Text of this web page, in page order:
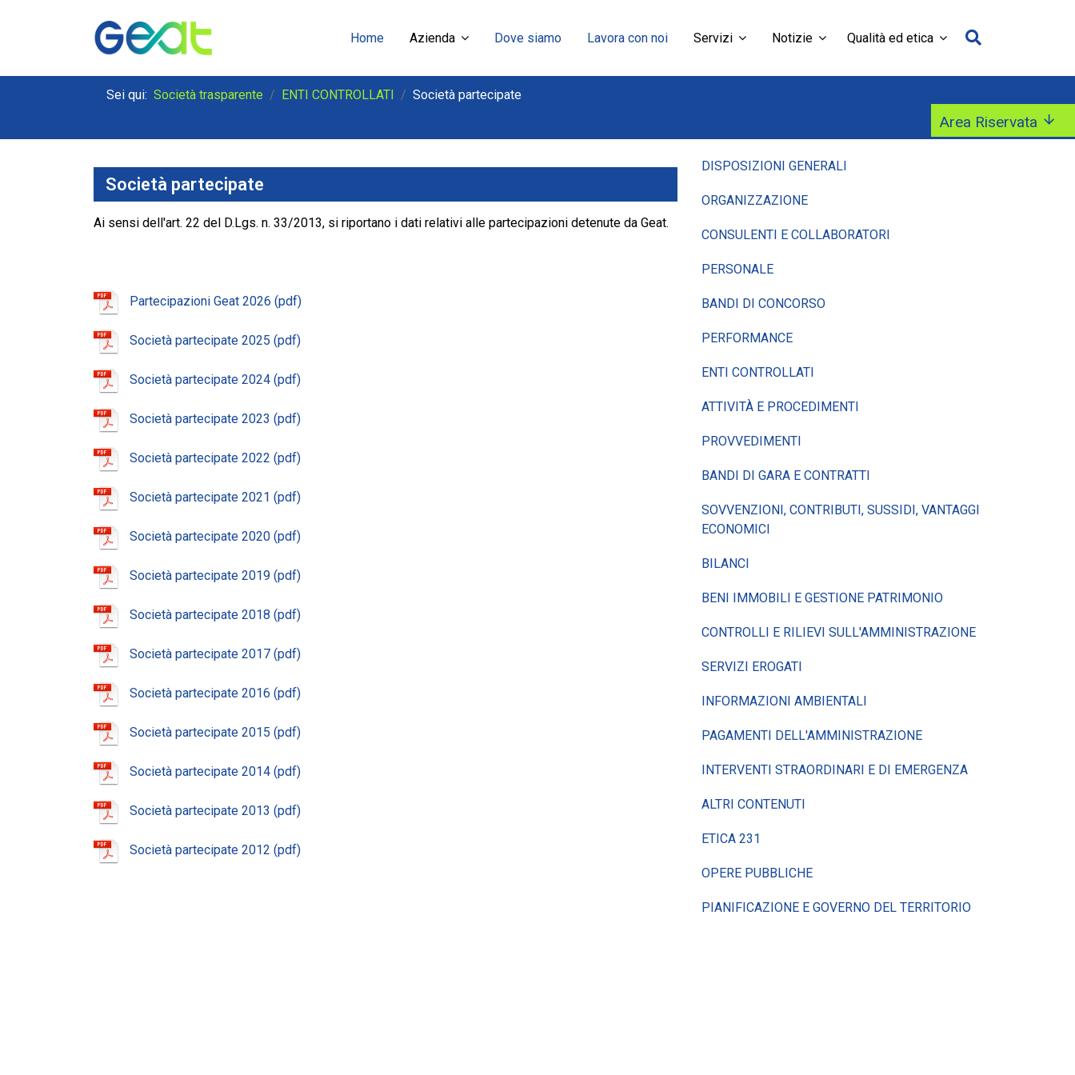
Home Azienda Dove siamo Lavora con noi Servizi Notizie Qualità ed etica
Sei qui: Società trasparente ENTI CONTROLLATI Società partecipate
Società partecipate
Ai sensi dell'art. 22 del D.Lgs. n. 33/2013, si riportano i dati relativi alle partecipazioni detenute da Geat.
Partecipazioni Geat 2026
Società partecipate 2025
Società partecipate 2024
Società partecipate 2023
Società partecipate 2022
Società partecipate 2021
Società partecipate 2020
Società partecipate 2019
Società partecipate 2018
Società partecipate 2017
Società partecipate 2016
Società partecipate 2015
Società partecipate 2014
Società partecipate 2013
Società partecipate 2012
DISPOSIZIONI GENERALI
ORGANIZZAZIONE
CONSULENTI E COLLABORATORI
PERSONALE
BANDI DI CONCORSO
PERFORMANCE
ENTI CONTROLLATI
ATTIVITÀ E PROCEDIMENTI
PROVVEDIMENTI
BANDI DI GARA E CONTRATTI
SOVVENZIONI, CONTRIBUTI, SUSSIDI, VANTAGGI
ECONOMICI
BILANCI
BENI IMMOBILI E GESTIONE PATRIMONIO
CONTROLLI E RILIEVI SULL'AMMINISTRAZIONE
SERVIZI EROGATI
INFORMAZIONI AMBIENTALI
PAGAMENTI DELL'AMMINISTRAZIONE
INTERVENTI STRAORDINARI E DI EMERGENZA
ALTRI CONTENUTI
ETICA 231
OPERE PUBBLICHE
PIANIFICAZIONE E GOVERNO DEL TERRITORIO
Area Riservata